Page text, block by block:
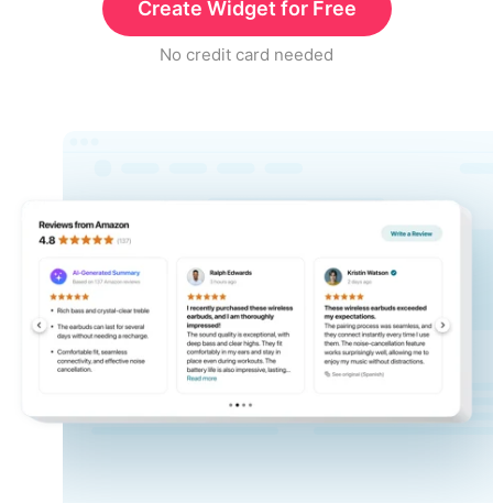
Create Widget for Free
No credit card needed